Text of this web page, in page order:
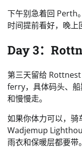
下午别急着回 Perth
时间提前看好，晚上
Day 3：
第三天留给
ferry，具体码头、
和慢慢走。
如果你体力可以，骑
Wadjemup
雨衣和保暖层都要带